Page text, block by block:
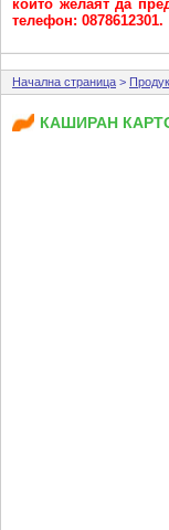
които желаят да
телефон: 0878612301.
Начална страница >
КАШИРАН